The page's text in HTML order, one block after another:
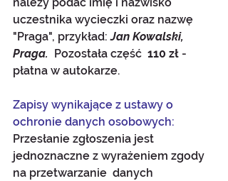
uczestnika wycieczki oraz nazwę
"Praga", przykład: Jan Kowalski,
Praga.
Pozostała część 110 zł -
płatna w autokarze.
Zapisy wynikające z ustawy o
ochronie danych osobowych:
Przesłanie zgłoszenia jest
jednoznaczne z wyrażeniem zgody
na przetwarzanie  danych